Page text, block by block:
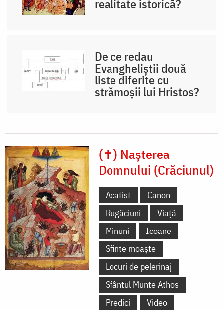
realitate istorică?
De ce redau
Evangheliștii două
liste diferite cu
strămoșii lui Hristos?
(✝) Nașterea
Domnului (Crăciunul)
Acatist
Canon
Rugăciuni
Viață
Minuni
Icoane
Sfinte moaște
Locuri de pelerinaj
Sfântul Munte Athos
Predici
Video